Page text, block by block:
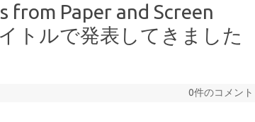
from Paper and Screen
トルで発表してきました
0件のコメント